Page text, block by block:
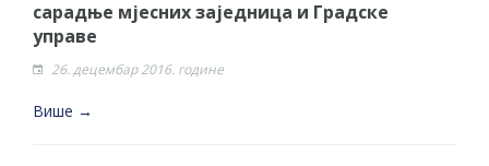
сарадње мјесних заједница и Градске
управе
26. децембар 2016. године
Више →